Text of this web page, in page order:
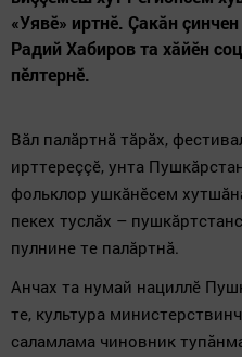
«Уявӗ» иртнӗ. Çакăн
Радий Хабиров та хăйӗн
пӗлтернӗ.
Вăл палăртнă тăрăх,
ирттереççӗ, унта
фольклор ушкăнӗсем
пекех туслăх –
пулнине те палăртнă.
Анчах та нумай нациллӗ
те, культура
саламлама чиновник